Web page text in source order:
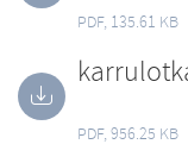
PDF, 135.61 KB
PDF, 956.25 KB